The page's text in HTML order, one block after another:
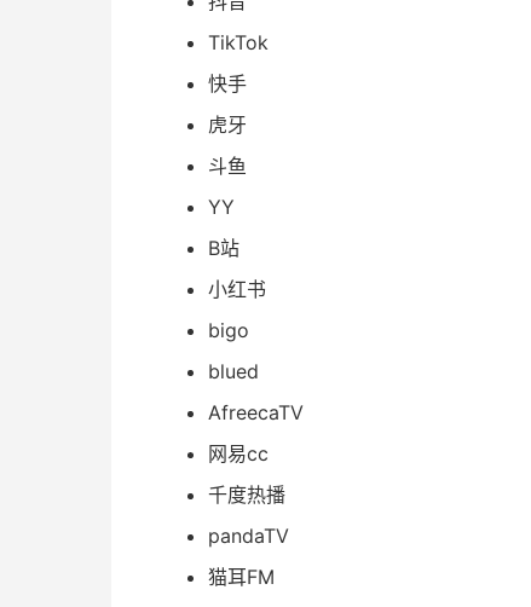
TikTok
快手
虎牙
斗鱼
YY
B站
小红书
bigo
blued
AfreecaTV
网易cc
千度热播
pandaTV
猫耳FM